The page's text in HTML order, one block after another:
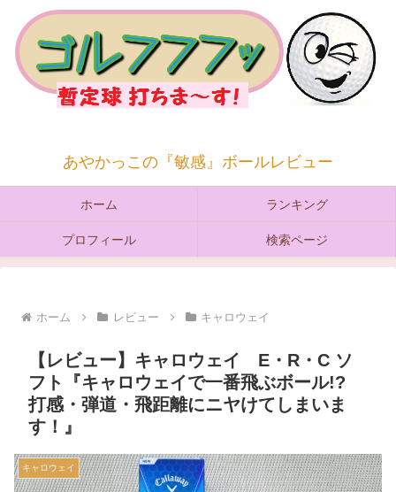
あやかっこの『敏感』ボールレビュー
ホーム ランキング
プロフィール 検索ページ
ホーム レビュー キャロウェイ
【レビュー】キャロウェイ E・R・C ソ
フト『キャロウェイで一番飛ぶボール!?
打感・弾道・飛距離にニヤけてしまいま
す！』
キャロウェイ